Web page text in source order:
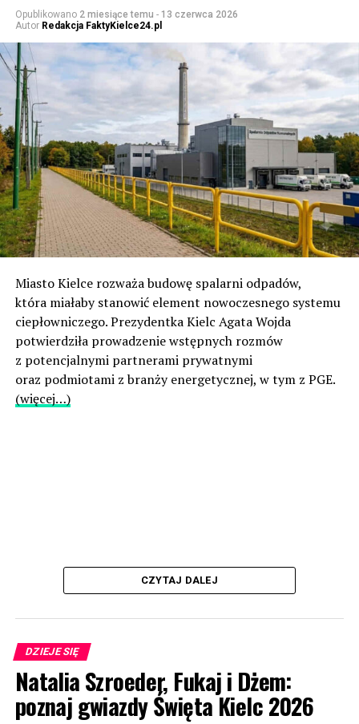
Opublikowano 2 miesiące temu - 13 czerwca 2026
Autor Redakcja FaktyKielce24.pl
Miasto Kielce rozważa budowę spalarni odpadów,
która miałaby stanowić element nowoczesnego systemu
ciepłowniczego. Prezydentka Kielc Agata Wojda
potwierdziła prowadzenie wstępnych rozmów
z potencjalnymi partnerami prywatnymi
oraz podmiotami z branży energetycznej, w tym z PGE.
(więcej…)
CZYTAJ DALEJ
DZIEJE SIĘ
Natalia Szroeder, Fukaj i Dżem:
poznaj gwiazdy Święta Kielc 2026